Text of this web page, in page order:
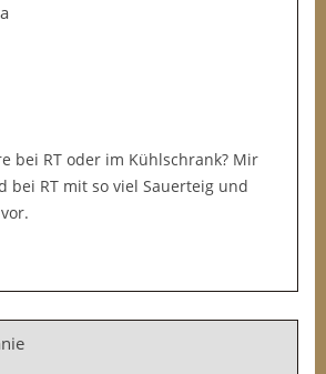
bei RT oder im Kühlschrank? Mir
bei RT mit so viel Sauerteig und